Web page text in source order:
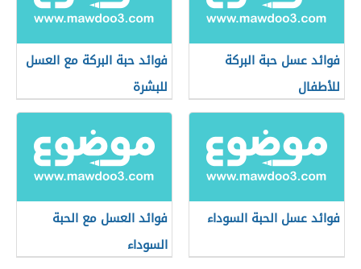
فوائد عسل حبة البركة
للأطفال
فوائد حبة البركة مع العسل
للبشرة
فوائد عسل الحبة السوداء
فوائد العسل مع الحبة
السوداء